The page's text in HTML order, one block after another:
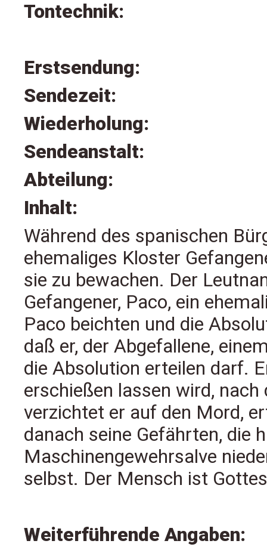
Tontechnik:
Erstsendung:
Sendezeit:
Wiederholung:
Sendeanstalt:
Abteilung:
Inhalt:
Während des spanischen
ehemaliges Kloster
sie zu bewachen. Der
Gefangener, Paco, ein
Paco beichten und die
daß er, der Abgefallene,
die Absolution erteilen darf.
erschießen lassen wird,
verzichtet er auf den Mord,
danach seine Gefährten, die
Maschinengewehrsalve
selbst. Der Mensch ist
Weiterführende Angaben: